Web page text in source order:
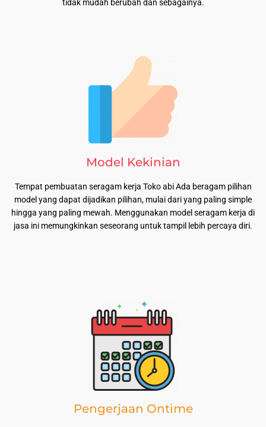
tidak mudah berubah dan sebagainya.
Model Kekinian
Tempat pembuatan seragam kerja Toko abi Ada beragam pilihan
model yang dapat dijadikan pilihan, mulai dari yang paling simple
hingga yang paling mewah. Menggunakan model seragam kerja di
jasa ini memungkinkan seseorang untuk tampil lebih percaya diri.
Pengerjaan Ontime